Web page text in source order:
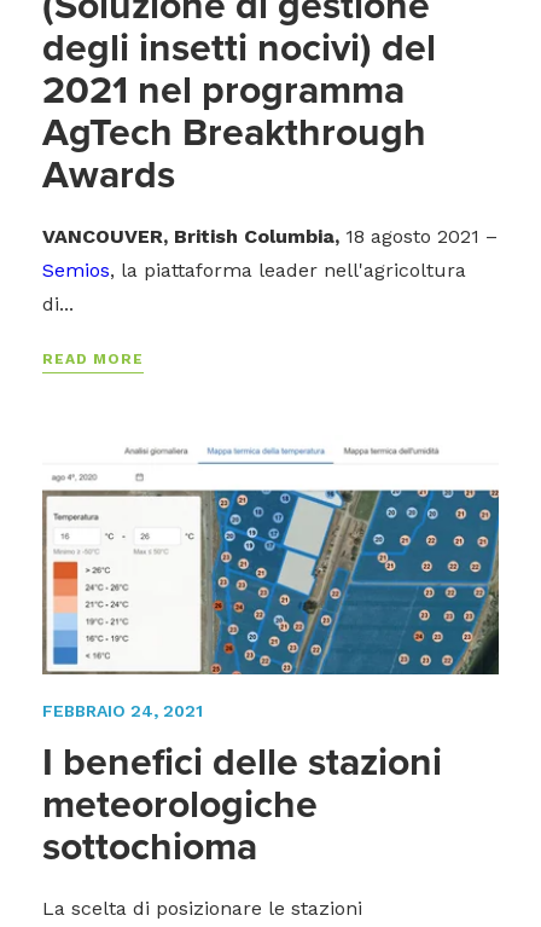
degli insetti nocivi) del
2021 nel programma
AgTech Breakthrough
Awards
VANCOUVER, British Columbia, 18 agosto 2021 –
Semios, la piattaforma leader nell'agricoltura
di...
READ MORE
FEBBRAIO 24, 2021
I benefici delle stazioni
meteorologiche
sottochioma
La scelta di posizionare le stazioni